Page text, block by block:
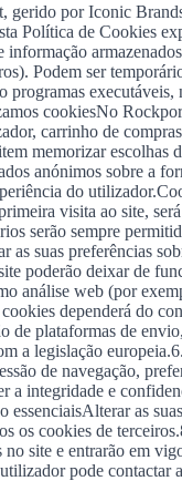
por Iconic
Política de Cookies
Podem ser
cookiesNo
carrinho de
memorizar escolhas
anónimos sobre a
do
visita ao site,
serão sempre
suas preferências
poderão deixar de
web (por
dependerá do
plataformas de
a legislação
de navegação,
a integridade e
essenciaisAlterar as
os cookies de
site e entrarão em
pode